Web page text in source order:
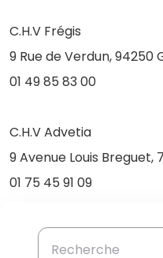
C.H.V Frégis
9 Rue de Verdun, 94250
01 49 85 83 00
C.H.V Advetia
9 Avenue Louis
01 75 45 91 09